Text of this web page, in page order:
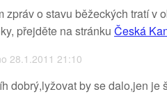
zpráv o stavu běžeckých tratí
přejděte na stránku Česká
28.1.2011 21:10
dobrý,lyžovat by se dalo,jen je